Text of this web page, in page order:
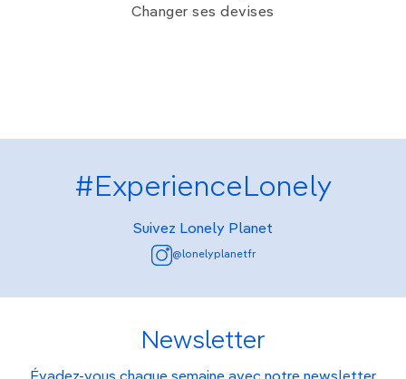
Changer ses devises
#ExperienceLonely
Suivez Lonely Planet
@lonelyplanetfr
Newsletter